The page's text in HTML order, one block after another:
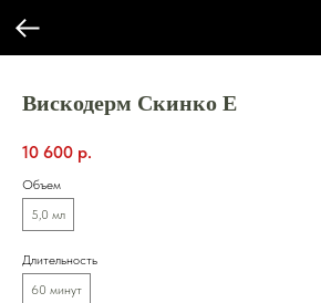
Вискодерм Скинко Е
10 600 р.
Объем
5,0 мл
Длительность
60 минут